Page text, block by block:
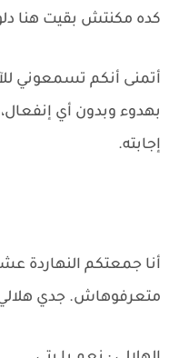
كده مكنتش بقيت هنا
أتمنى أنكم تسمعوني
بهدوء وبدون أي
إجابته.
أنا جمعتكم النهاردة
متعرفوهاش. جدي